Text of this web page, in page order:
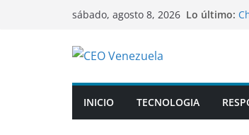
sábado, agosto 8, 2026 Lo último:
INICIO TECNOLOGIA